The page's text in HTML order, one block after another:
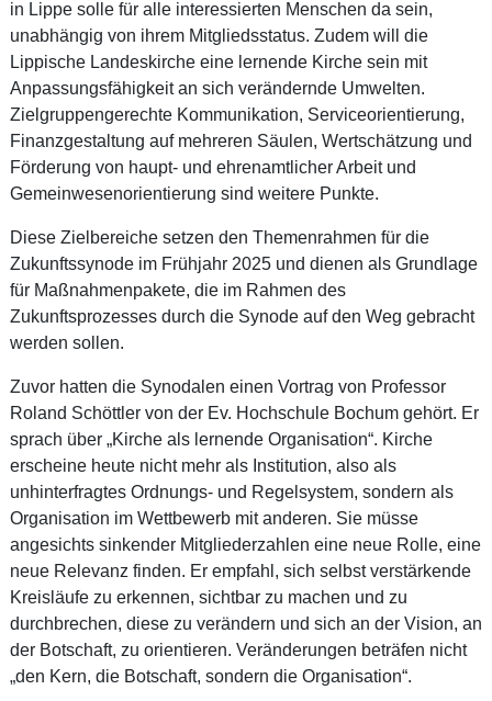
in Lippe solle für alle interessierten Menschen da sein,
unabhängig von ihrem Mitgliedsstatus. Zudem will die
Lippische Landeskirche eine lernende Kirche sein mit
Anpassungsfähigkeit an sich verändernde Umwelten.
Zielgruppengerechte Kommunikation, Serviceorientierung,
Finanzgestaltung auf mehreren Säulen, Wertschätzung und
Förderung von haupt- und ehrenamtlicher Arbeit und
Gemeinwesenorientierung sind weitere Punkte.
Diese Zielbereiche setzen den Themenrahmen für die
Zukunftssynode im Frühjahr 2025 und dienen als Grundlage
für Maßnahmenpakete, die im Rahmen des
Zukunftsprozesses durch die Synode auf den Weg gebracht
werden sollen.
Zuvor hatten die Synodalen einen Vortrag von Professor
Roland Schöttler von der Ev. Hochschule Bochum gehört. Er
sprach über „Kirche als lernende Organisation“. Kirche
erscheine heute nicht mehr als Institution, also als
unhinterfragtes Ordnungs- und Regelsystem, sondern als
Organisation im Wettbewerb mit anderen. Sie müsse
angesichts sinkender Mitgliederzahlen eine neue Rolle, eine
neue Relevanz finden. Er empfahl, sich selbst verstärkende
Kreisläufe zu erkennen, sichtbar zu machen und zu
durchbrechen, diese zu verändern und sich an der Vision, an
der Botschaft, zu orientieren. Veränderungen beträfen nicht
„den Kern, die Botschaft, sondern die Organisation“.